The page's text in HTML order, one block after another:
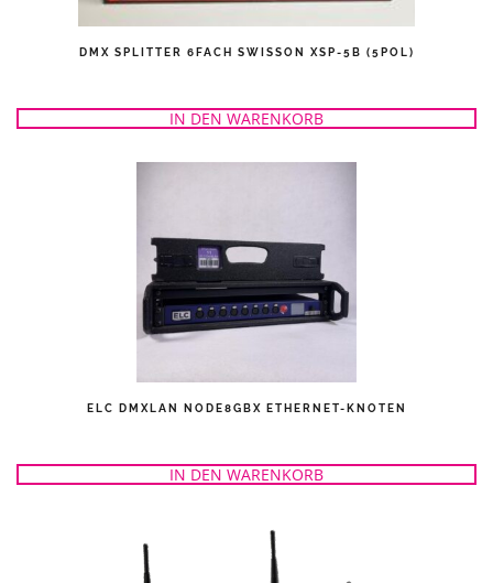
DMX SPLITTER 6FACH SWISSON XSP-5B (5POL)
IN DEN WARENKORB
ELC DMXLAN NODE8GBX ETHERNET-KNOTEN
IN DEN WARENKORB